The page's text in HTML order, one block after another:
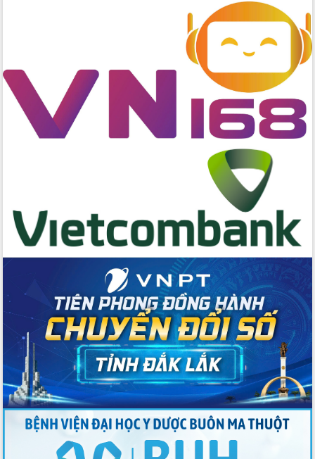
“Biển – Rừng – Cà phê” trong không
gian phát triển mới
Hội nghị chia sẻ kinh nghiệm, chuyển
giao kỹ thuật y tế, định hướng phát
triển chuyên sâu đến 2030
Thủ tướng Phạm Minh Chính: Khẩn
trương tái thiết cuộc sống người dân
sau thiên tai
chức sản xuất sầu riêng theo hướng
bền vững
Đẩy nhanh công tác khắc phục, ổn
định đời sống Nhân dân sau bão số 13
Bí thư Tỉnh ủy Lương Nguyễn Minh
Triết dự Ngày hội đại đoàn kết tại
Buôn Đăk Tuôr, xã Cư Pui
Khởi công xây dựng Trường Phổ thông
nội trú liên cấp tiểu học và THCS xã Ia
Rvê
Phó Thủ tướng Chính phủ Mai Văn
Chính chia sẻ, động viên người dân